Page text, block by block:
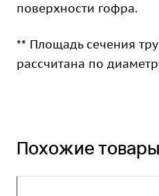
поверхности гофра.
** Площадь сечения
рассчитана по
Похожие товары